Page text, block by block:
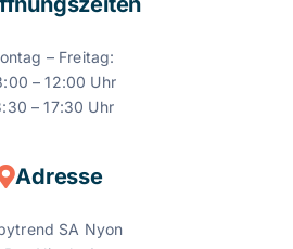
– Freitag:
– 12:00 Uhr
– 17:30 Uhr
Adresse
SA Nyon